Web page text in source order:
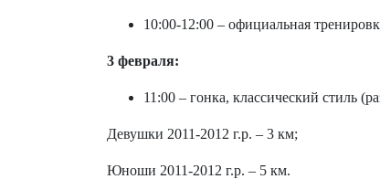
10:00-12:00 – официальная
3 февраля:
11:00 – гонка, классический стиль
Девушки 2011-2012 г.р. – 3 км;
Юноши 2011-2012 г.р. – 5 км.